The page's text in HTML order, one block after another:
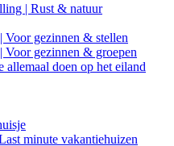
| Rust & natuur
Voor gezinnen & stellen
Voor gezinnen & groepen
doen op het eiland
minute vakantiehuizen